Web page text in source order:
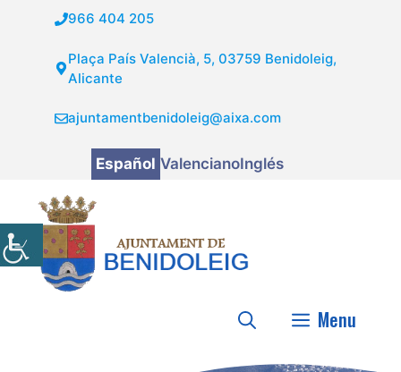
contenido
966 404 205
Plaça País Valencià, 5, 03759 Benidoleig,
Alicante
ajuntamentbenidoleig@aixa.com
Español ValencianoInglés
Menu